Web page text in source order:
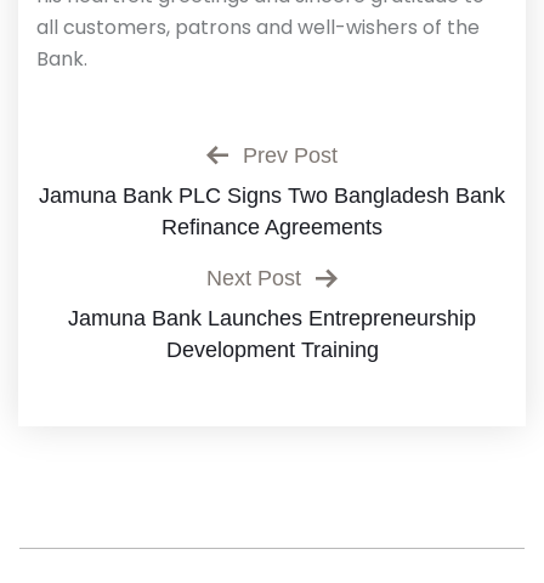
all customers, patrons and well-wishers of the
Bank.
Prev Post
Jamuna Bank PLC Signs Two Bangladesh Bank
Refinance Agreements
Next Post
Jamuna Bank Launches Entrepreneurship
Development Training